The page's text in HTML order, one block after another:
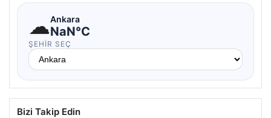
☁Ankara
NaN°C
ŞEHIR SEÇ
Bizi Takip Edin